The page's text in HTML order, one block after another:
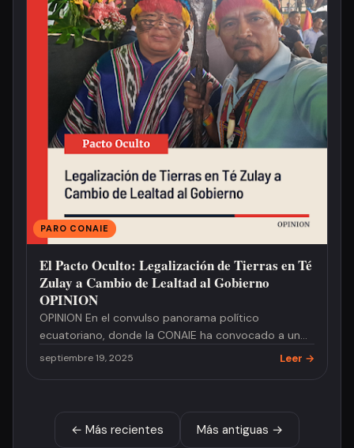
PARO CONAIE
El Pacto Oculto: Legalización de Tierras en Té
Zulay a Cambio de Lealtad al Gobierno
OPINION
OPINION En el convulso panorama político
ecuatoriano, donde la CONAIE ha convocado a un
paro indefinido para protestar …
septiembre 19, 2025 Leer →
← Más recientes Más antiguas →